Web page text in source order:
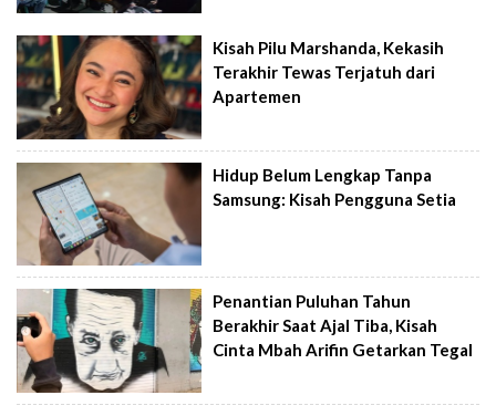
Kisah Pilu Marshanda, Kekasih
Terakhir Tewas Terjatuh dari
Apartemen
Hidup Belum Lengkap Tanpa
Samsung: Kisah Pengguna Setia
Penantian Puluhan Tahun
Berakhir Saat Ajal Tiba, Kisah
Cinta Mbah Arifin Getarkan Tegal